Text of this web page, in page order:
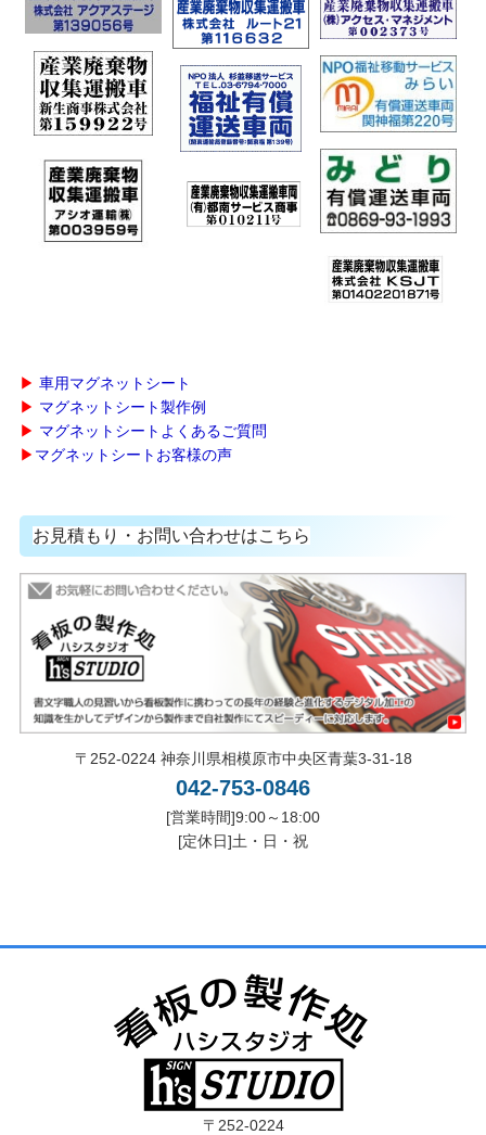
▶ 車用マグネットシート
▶ マグネットシート製作例
▶ マグネットシートよくあるご質問
▶ マグネットシートお客様の声
お見積もり・お問い合わせはこちら
〒252-0224 神奈川県相模原市中央区青葉3-31-18
042-753-0846
[営業時間]9:00～18:00
[定休日]土・日・祝
〒252-0224